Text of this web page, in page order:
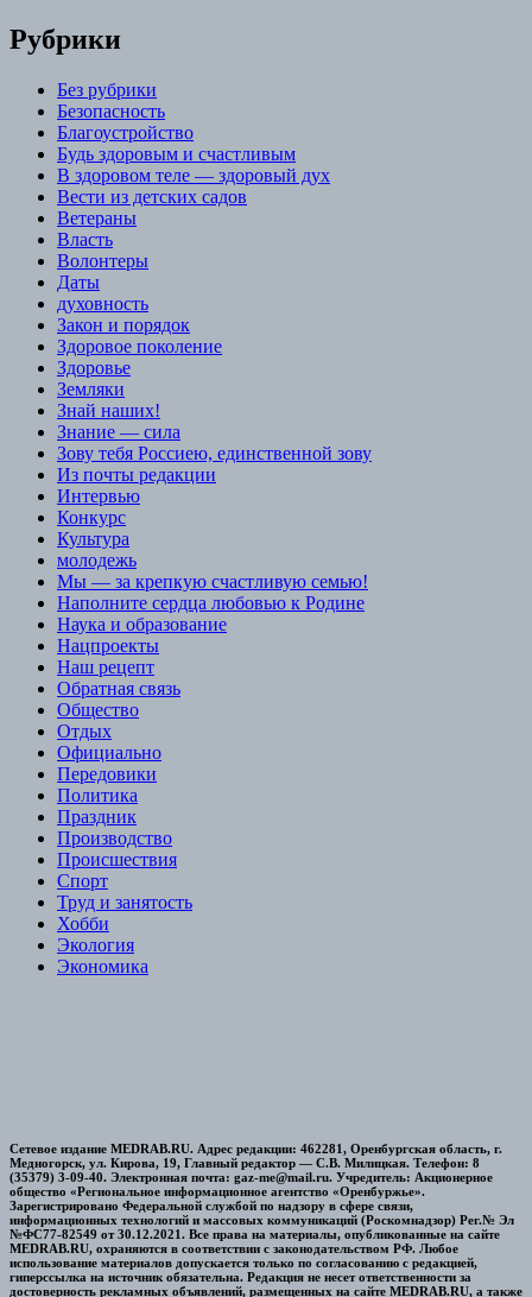
Рубрики
Без рубрики
Безопасность
Благоустройство
Будь здоровым и счастливым
В здоровом теле — здоровый дух
Вести из детских садов
Ветераны
Власть
Волонтеры
Даты
духовность
Закон и порядок
Здоровое поколение
Здоровье
Земляки
Знай наших!
Знание — сила
Зову тебя Россиею, единственной зову
Из почты редакции
Интервью
Конкурс
Культура
молодежь
Мы — за крепкую счастливую семью!
Наполните сердца любовью к Родине
Наука и образование
Нацпроекты
Наш рецепт
Обратная связь
Общество
Отдых
Официально
Передовики
Политика
Праздник
Производство
Происшествия
Спорт
Труд и занятость
Хобби
Экология
Экономика
Сетевое издание MEDRAB.RU. Адрес редакции: 462281, Оренбургская область, г.
Медногорск, ул. Кирова, 19, Главный редактор — С.В. Милицкая. Телефон: 8
(35379) 3-09-40. Электронная почта: gaz-me@mail.ru. Учредитель: Акционерное
общество «Региональное информационное агентство «Оренбуржье».
Зарегистрировано Федеральной службой по надзору в сфере связи,
информационных технологий и массовых коммуникаций (Роскомнадзор) Рег.№ Эл
№ФС77-82549 от 30.12.2021. Все права на материалы, опубликованные на сайте
MEDRAB.RU, охраняются в соответствии с законодательством РФ. Любое
использование материалов допускается только по согласованию с редакцией,
гиперссылка на источник обязательна. Редакция не несет ответственности за
достоверность рекламных объявлений, размещенных на сайте MEDRAB.RU, а также